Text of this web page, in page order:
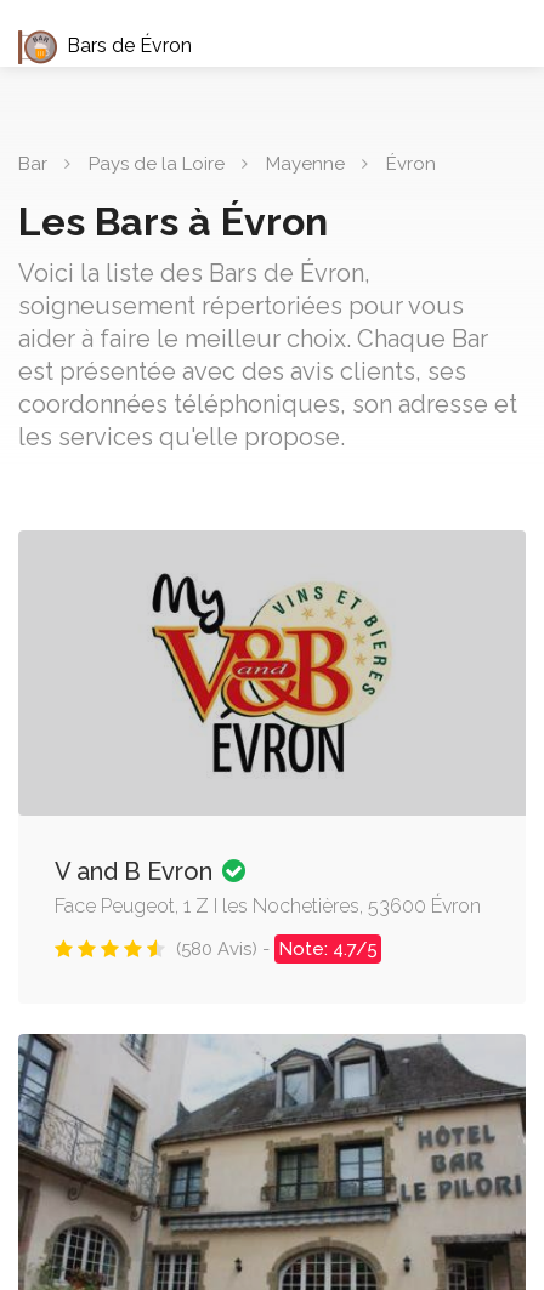
Bars de Évron
Bar Pays de la Loire Mayenne Évron
Les Bars à Évron
Voici la liste des Bars de Évron,
soigneusement répertoriées pour vous
aider à faire le meilleur choix. Chaque Bar
est présentée avec des avis clients, ses
coordonnées téléphoniques, son adresse et
les services qu'elle propose.
V and B Evron
Face Peugeot, 1 Z I les Nochetières, 53600 Évron
(580 Avis) - Note: 4.7/5